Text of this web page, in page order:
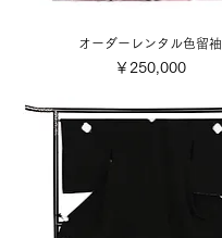
オーダーレンタル色留袖
価格
￥250,000